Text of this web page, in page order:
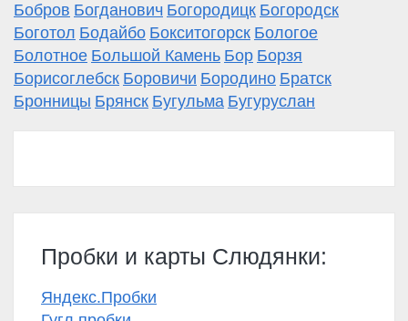
Бобров Богданович Богородицк Богородск
Боготол Бодайбо Бокситогорск Бологое
Болотное Большой Камень Бор Борзя
Борисоглебск Боровичи Бородино Братск
Бронницы Брянск Бугульма Бугуруслан
Пробки и карты Слюдянки:
Яндекс.Пробки